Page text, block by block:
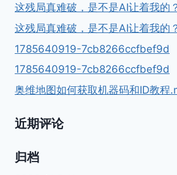
这残局真难破，是不是AI让着我的
这残局真难破，是不是AI让着我的
1785640919-7cb8266ccfbef9d
1785640919-7cb8266ccfbef9d
奥维地图如何获取机器码和ID教程
近期评论
归档